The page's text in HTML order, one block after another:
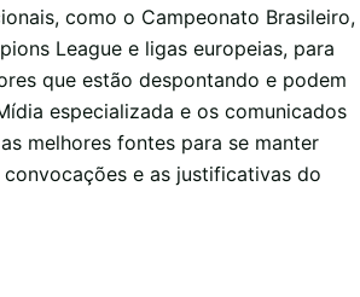
como o Campeonato Brasileiro,
League e ligas europeias, para
que estão despontando e podem
especializada e os comunicados
melhores fontes para se manter
e as justificativas do